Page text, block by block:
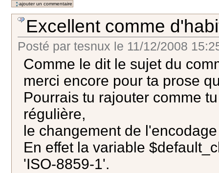
Excellent comme
Posté par tesnux le 11/12/2008
Comme le dit le sujet du
merci encore pour ta prose
Pourrais tu rajouter comme
régulière,
le changement de
En effet la variable
'ISO-8859-1'.